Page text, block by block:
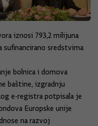
iznosi 793,2 milijuna
sufinancirano sredstvima
bolnica i domova
baštine, izgradnju
e-registra potpisala je
Europske unije
na razvoj